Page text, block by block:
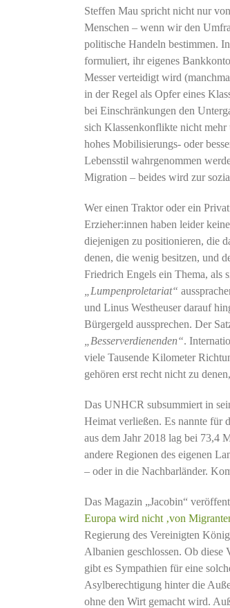
Steffen Mau spricht nicht nur
Menschen – wenn wir den
politische Handeln bestimmen.
formuliert, ihr eigenes
Messer verteidigt wird
in der Regel als Opfer eines
bei Einschränkungen den
sich Klassenkonflikte nicht
hohes Mobilisierungs- oder
Lebensstil wahrgenommen
Migration – beides wird zur
Wer einen Traktor oder ein
Erzieher:innen haben leider
diejenigen zu positionieren, die
denen, die wenig besitzen, und
Friedrich Engels ein Thema, als
„Lumpenproletariat“
und Linus Westheuser darauf
Bürgergeld aussprechen. Der
„Besserverdienenden“.
viele Tausende Kilometer
gehören erst recht nicht zu
Das UNHCR subsummiert in
Heimat verließen. Es nannte für
aus dem Jahr 2018 lag bei 73,4
andere Regionen des eigenen
– oder in die Nachbarländer.
Das Magazin „Jacobin“
Europa wird nicht ‚von
Regierung des Vereinigten
Albanien geschlossen. Ob diese
gibt es Sympathien für eine
Asylberechtigung hinter die
ohne den Wirt gemacht wird.